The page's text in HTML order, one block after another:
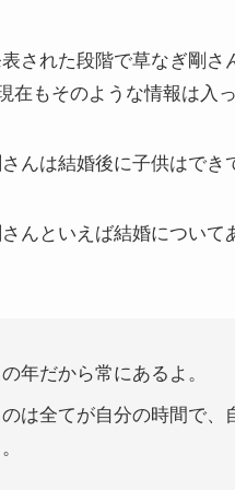
された段階で草なぎ剛
在もそのような情報は入
んは結婚後に子供はでき
んといえば結婚につい
年だから常にあるよ。
は全てが自分の時間で